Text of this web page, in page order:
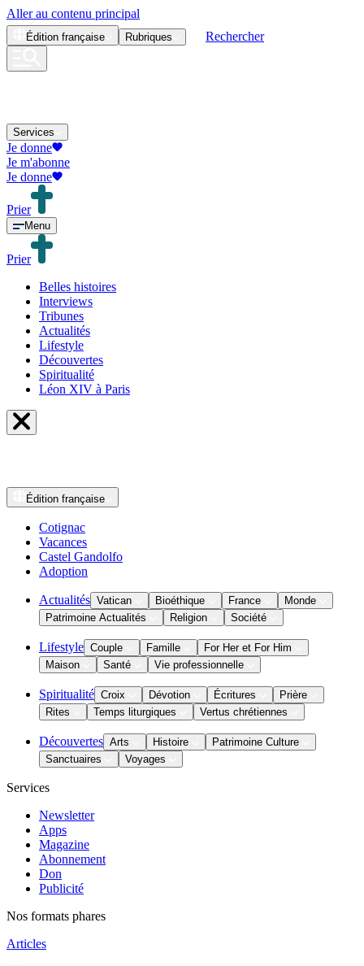
Aller au contenu principal
Édition française Rubriques Rechercher
Services
Je donne
Je m'abonne
Je donne
Prier
Menu
Prier
Belles histoires
Interviews
Tribunes
Actualités
Lifestyle
Découvertes
Spiritualité
Léon XIV à Paris
Édition française
Cotignac
Vacances
Castel Gandolfo
Adoption
Actualités Vatican Bioéthique France
Monde
Patrimoine Actualités
Religion Société
Lifestyle Couple Famille
For Her et For Him
Maison
Santé Vie professionnelle
Spiritualité Croix Dévotion Écritures
Prière
Rites
Temps liturgiques Vertus chrétiennes
Découvertes Arts Histoire
Patrimoine Culture
Sanctuaires
Voyages
Services
Newsletter
Apps
Magazine
Abonnement
Don
Publicité
Nos formats phares
Articles